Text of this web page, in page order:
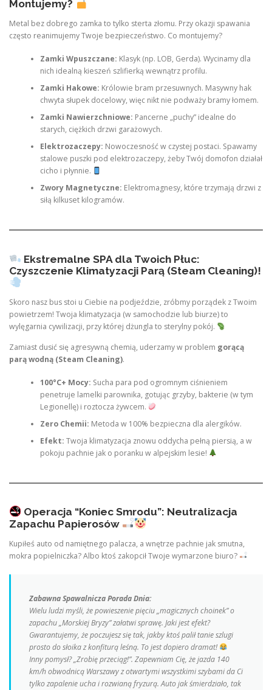
Montujemy?
Metal bez dobrego zamka to tylko sterta złomu. Przy okazji spawania
często reanimujemy Twoje bezpieczeństwo. Co montujemy?
Zamki Wpuszczane: Klasyk (np. LOB, Gerda). Wycinamy dla
nich idealną kieszeń szlifierką wewnątrz profilu.
Zamki Hakowe: Królowie bram przesuwnych. Masywny hak
chwyta słupek docelowy, więc nikt nie podważy bramy łomem.
Zamki Nawierzchniowe: Pancerne „puchy” idealne do
starych, ciężkich drzwi garażowych.
Elektrozaczepy: Nowoczesność w czystej postaci. Spawamy
stalowe puszki pod elektrozaczepy, żeby Twój domofon działał
cicho i płynnie.
Zwory Magnetyczne: Elektromagnesy, które trzymają drzwi z
siłą kilkuset kilogramów.
Ekstremalne SPA dla Twoich Płuc:
Czyszczenie Klimatyzacji Parą (Steam Cleaning)!
Skoro nasz bus stoi u Ciebie na podjeździe, zróbmy porządek z Twoim
powietrzem! Twoja klimatyzacja (w samochodzie lub biurze) to
wylęgarnia cywilizacji, przy której dżungla to sterylny pokój.
Zamiast dusić się agresywną chemią, uderzamy w problem gorącą
parą wodną (Steam Cleaning).
100°C+ Mocy: Sucha para pod ogromnym ciśnieniem
penetruje lamelki parownika, gotując grzyby, bakterie (w tym
Legionellę) i roztocza żywcem.
Zero Chemii: Metoda w 100% bezpieczna dla alergików.
Efekt: Twoja klimatyzacja znowu oddycha pełną piersią, a w
pokoju pachnie jak o poranku w alpejskim lesie!
Operacja “Koniec Smrodu”: Neutralizacja
Zapachu Papierosów
Kupiłeś auto od namiętnego palacza, a wnętrze pachnie jak smutna,
mokra popielniczka? Albo ktoś zakopcił Twoje wymarzone biuro?
Zabawna Spawalnicza Porada Dnia:
Wielu ludzi myśli, że powieszenie pięciu „magicznych choinek” o
zapachu „Morskiej Bryzy” załatwi sprawę. Jaki jest efekt?
Gwarantujemy, że poczujesz się tak, jakby ktoś palił tanie szlugi
prosto do słoika z konfiturą leśną. To jest dopiero dramat!
Inny pomysł? „Zrobię przeciąg!”. Zapewniam Cię, że jazda 140
km/h obwodnicą Warszawy z otwartymi wszystkimi szybami da Ci
tylko zapalenie ucha i rozwianą fryzurą. Auto jak śmierdziało, tak